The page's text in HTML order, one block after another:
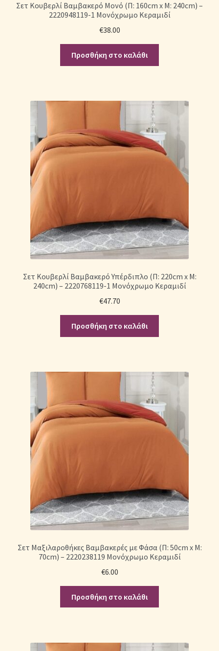
Σεντόνια Σετ
Σετ Κουβερλί Βαμβακερό Μονό (Π: 160cm x Μ: 240cm) –
2220948119-1 Μονόχρωμο Κεραμιδί
€38.00
Προσθήκη στο καλάθι
Σετ Κουβερλί Βαμβακερό Υπέρδιπλο (Π: 220cm x Μ:
240cm) – 2220768119-1 Μονόχρωμο Κεραμιδί
€47.70
Προσθήκη στο καλάθι
Σετ Μαξιλαροθήκες Βαμβακερές με Φάσα (Π: 50cm x Μ:
70cm) – 2220238119 Μονόχρωμο Κεραμιδί
€6.00
Προσθήκη στο καλάθι